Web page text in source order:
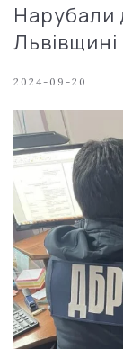
Нарубали
2024-09-20